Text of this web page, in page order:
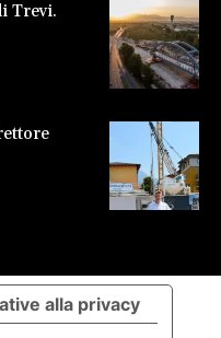
Trevi.
alla privacy